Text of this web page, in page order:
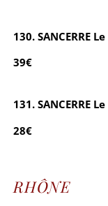
130. SANCERRE
39€
131. SANCERRE
28€
RHÔNE